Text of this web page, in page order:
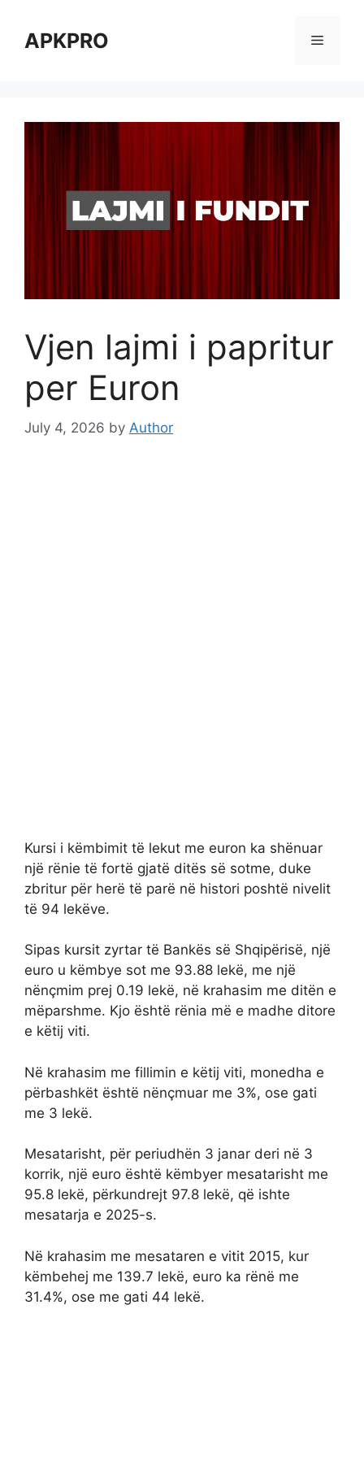
contentAPKPRO Menu
Vjen lajmi i papritur
per Euron
July 4, 2026 by Author
Kursi i këmbimit të lekut me euron ka shënuar
një rënie të fortë gjatë ditës së sotme, duke
zbritur për herë të parë në histori poshtë nivelit
të 94 lekëve.
Sipas kursit zyrtar të Bankës së Shqipërisë, një
euro u këmbye sot me 93.88 lekë, me një
nënçmim prej 0.19 lekë, në krahasim me ditën e
mëparshme. Kjo është rënia më e madhe ditore
e këtij viti.
Në krahasim me fillimin e këtij viti, monedha e
përbashkët është nënçmuar me 3%, ose gati
me 3 lekë.
Mesatarisht, për periudhën 3 janar deri në 3
korrik, një euro është këmbyer mesatarisht me
95.8 lekë, përkundrejt 97.8 lekë, që ishte
mesatarja e 2025-s.
Në krahasim me mesataren e vitit 2015, kur
këmbehej me 139.7 lekë, euro ka rënë me
31.4%, ose me gati 44 lekë.